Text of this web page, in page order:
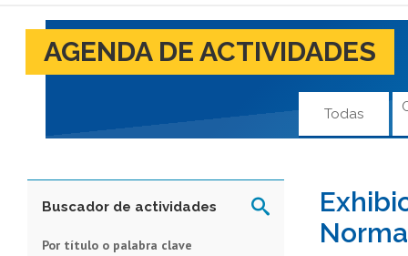
AGENDA DE ACTIVIDADES
Todas
Buscador de actividades
Por título o palabra clave